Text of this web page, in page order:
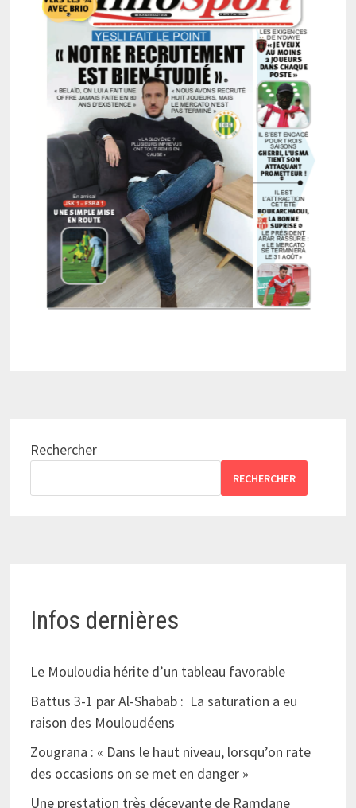
Rechercher
RECHERCHER
Infos dernières
Le Mouloudia hérite d’un tableau favorable
Battus 3-1 par Al-Shabab : La saturation a eu
raison des Mouloudéens
Zougrana : « Dans le haut niveau, lorsqu’on rate
des occasions on se met en danger »
Une prestation très décevante de Ramdane